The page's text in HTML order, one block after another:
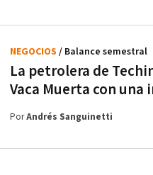
La petrolera de
Vaca Muerta con
NEGOCIOS / Balance semestral
PorAndrés Sanguinetti